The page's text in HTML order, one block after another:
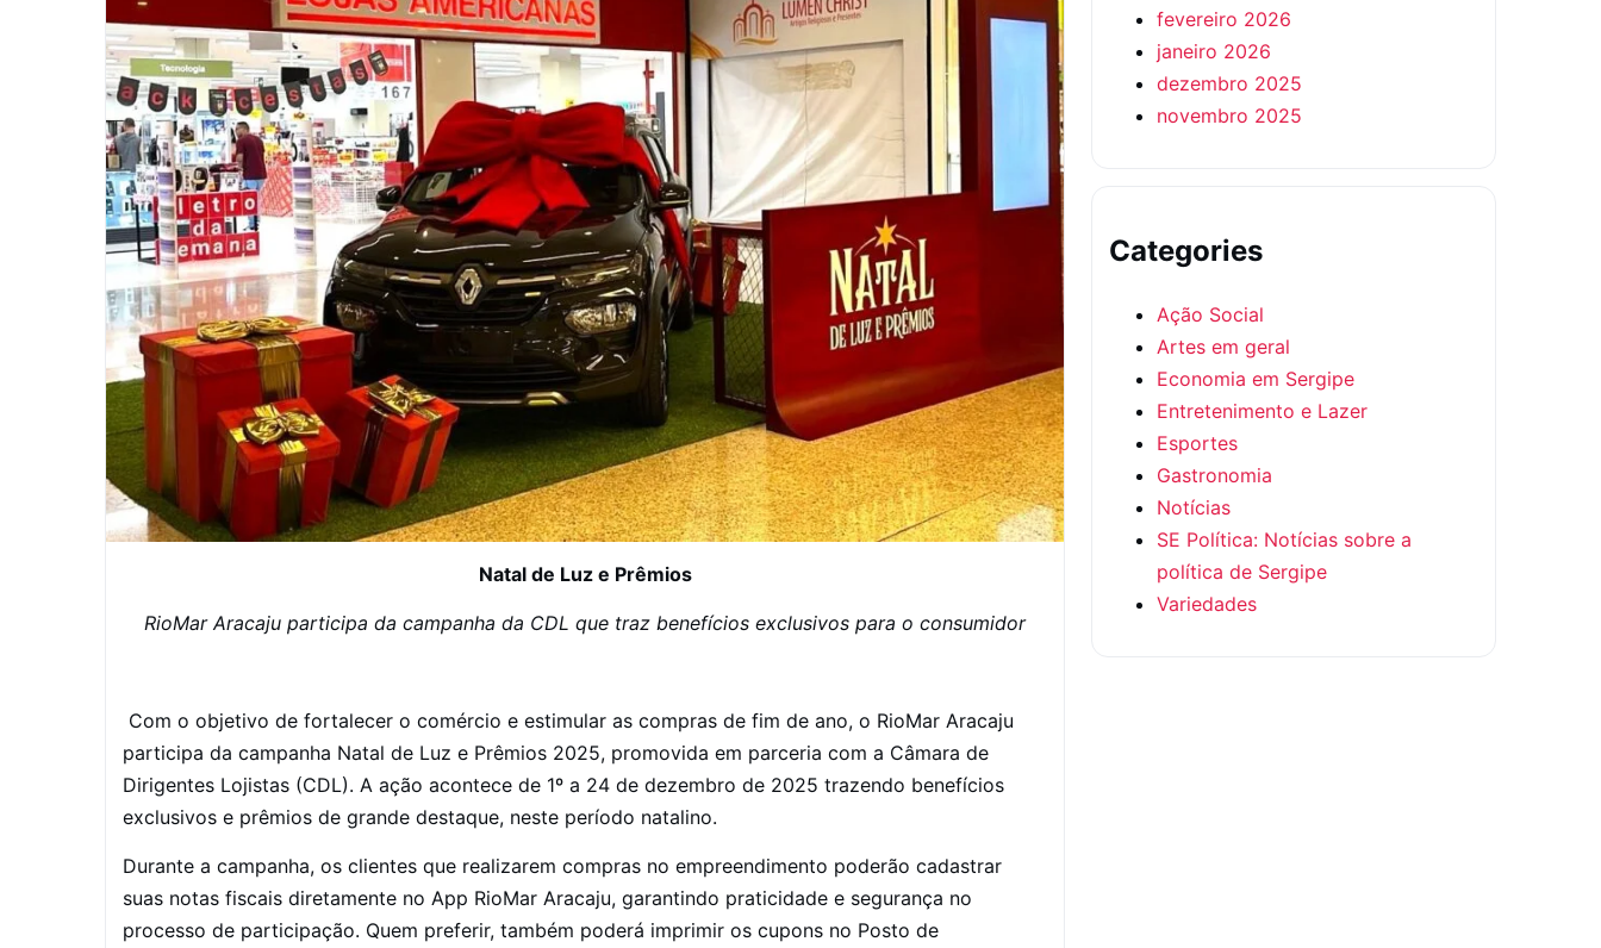
Natal de Luz e Prêmios
RioMar Aracaju participa da campanha da CDL que traz benefícios exclusivos para o consumidor
Com o objetivo de fortalecer o comércio e estimular as compras de fim de ano, o RioMar Aracaju
participa da campanha Natal de Luz e Prêmios 2025, promovida em parceria com a Câmara de
Dirigentes Lojistas (CDL). A ação acontece de 1º a 24 de dezembro de 2025 trazendo benefícios
exclusivos e prêmios de grande destaque, neste período natalino.
Durante a campanha, os clientes que realizarem compras no empreendimento poderão cadastrar
suas notas fiscais diretamente no App RioMar Aracaju, garantindo praticidade e segurança no
processo de participação. Quem preferir, também poderá imprimir os cupons no Posto de
fevereiro 2026
janeiro 2026
dezembro 2025
novembro 2025
Categories
Ação Social
Artes em geral
Economia em Sergipe
Entretenimento e Lazer
Esportes
Gastronomia
Notícias
SE Política: Notícias sobre a
política de Sergipe
Variedades